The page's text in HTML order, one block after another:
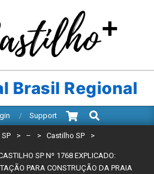
Brasil Regional
Support
Search
> – > Castilho SP >
SP Nº 1768 EXPLICADO:
PARA CONSTRUÇÃO DA PRAIA